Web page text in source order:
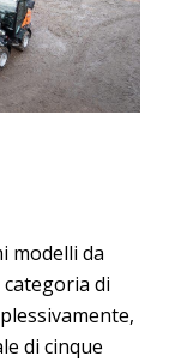
modelli da
di
di cinque